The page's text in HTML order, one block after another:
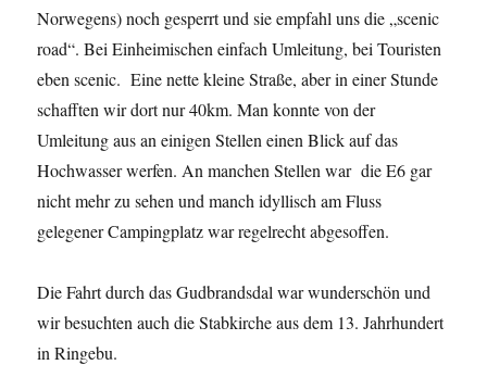
Norwegens) noch gesperrt und sie empfahl uns die „scenic
road“. Bei Einheimischen einfach Umleitung, bei Touristen
eben scenic. Eine nette kleine Straße, aber in einer Stunde
schafften wir dort nur 40km. Man konnte von der
Umleitung aus an einigen Stellen einen Blick auf das
Hochwasser werfen. An manchen Stellen war die E6 gar
nicht mehr zu sehen und manch idyllisch am Fluss
gelegener Campingplatz war regelrecht abgesoffen.
Die Fahrt durch das Gudbrandsdal war wunderschön und
wir besuchten auch die Stabkirche aus dem 13. Jahrhundert
in Ringebu.